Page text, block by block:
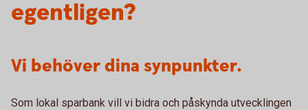
egentligen?
Vi behöver dina synpunkter.
Som lokal sparbank vill vi bidra och påskynda utvecklingen